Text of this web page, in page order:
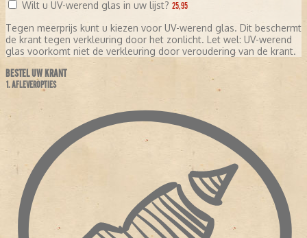
Wilt u UV-werend glas in uw lijst? 25,95
Tegen meerprijs kunt u kiezen voor UV-werend glas. Dit beschermt
de krant tegen verkleuring door het zonlicht. Let wel: UV-werend
glas voorkomt niet de verkleuring door veroudering van de krant.
BESTEL UW KRANT
1. AFLEVEROPTIES